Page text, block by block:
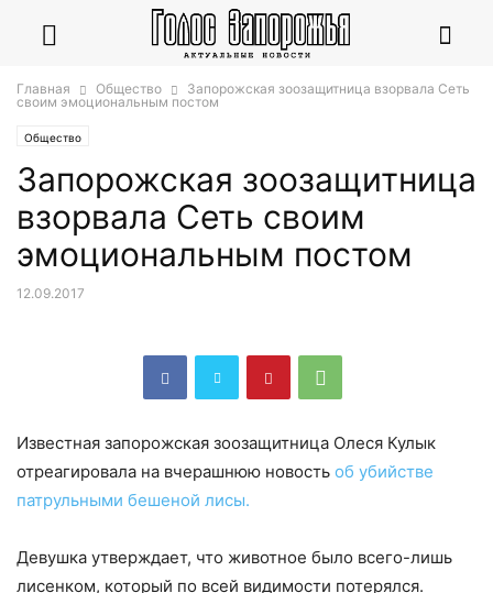
Главная Общество
Запорожская зоозащитница взорвала Сеть
своим эмоциональным постом
Общество
Запорожская зоозащитница
взорвала Сеть своим
эмоциональным постом
12.09.2017
Известная запорожская зоозащитница Олеся Кулык
отреагировала на вчерашнюю новость об убийстве
патрульными бешеной лисы.
Девушка утверждает, что животное было всего-лишь
лисенком, который по всей видимости потерялся.